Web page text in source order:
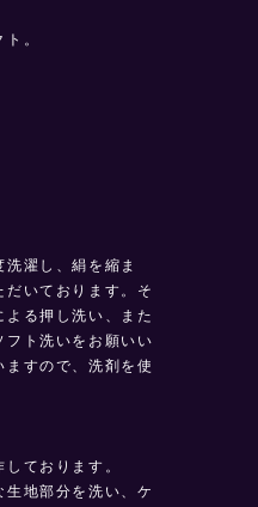
。
濯し、絹を縮ま
いております。そ
る押し洗い、また
フト洗いをお願いい
すので、洗剤を使
ております。
地部分を洗い、ケ